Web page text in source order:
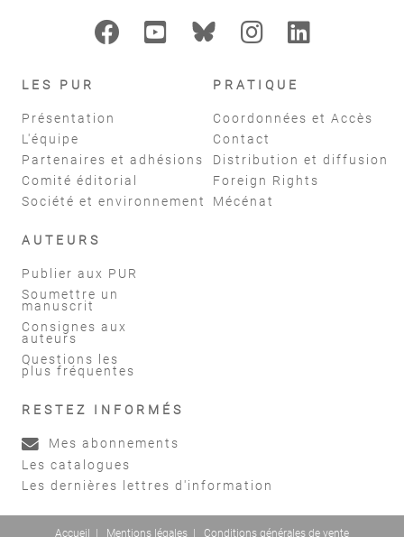
LES PUR
Présentation
L'équipe
Partenaires et adhésions
Comité éditorial
Société et environnement
PRATIQUE
Coordonnées et Accès
Contact
Distribution et diffusion
Foreign Rights
Mécénat
AUTEURS
Publier aux PUR
Soumettre un
manuscrit
Consignes aux
auteurs
Questions les
plus fréquentes
RESTEZ INFORMÉS
Mes abonnements
Les catalogues
Les dernières lettres d'information
Accueil Mentions légales Conditions générales de vente